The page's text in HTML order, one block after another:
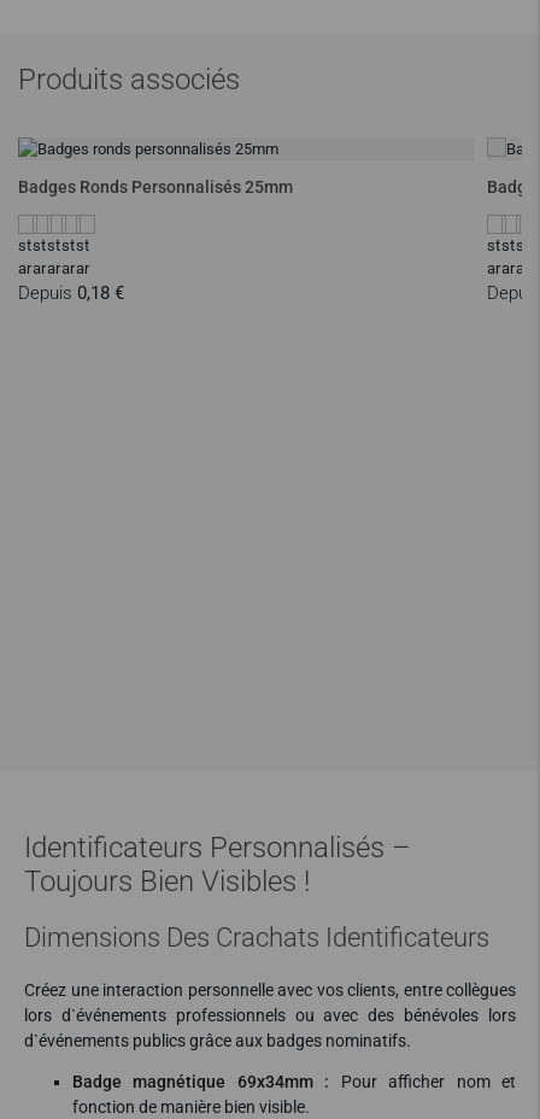
Produits associés
Badges Ronds Personnalisés 25mm
Depuis 0,18 €
Identificateurs Personnalisés –
Toujours Bien Visibles !
Dimensions Des Crachats Identificateurs
Créez une interaction personnelle avec vos clients, entre collègues
lors d`événements professionnels ou avec des bénévoles lors
d`événements publics grâce aux badges nominatifs.
Badge magnétique 69x34mm : Pour afficher nom et
fonction de manière bien visible.